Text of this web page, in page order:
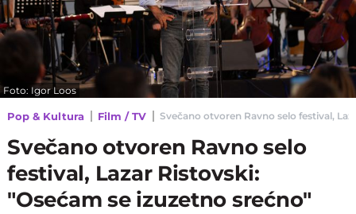
Foto: Igor Loos
Pop & Kultura Film / TV Svečano otvoren Ravno selo festival,
Svečano otvoren Ravno selo
festival, Lazar Ristovski:
"Osećam se izuzetno srećno"